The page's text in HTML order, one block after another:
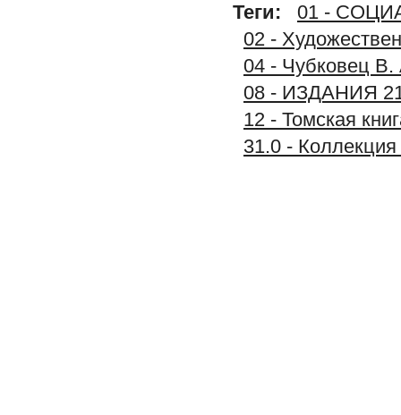
Теги:
01 -
02 -
04 - Чубковец В.
08 - ИЗДАНИЯ
12 - Томская
31.0 -